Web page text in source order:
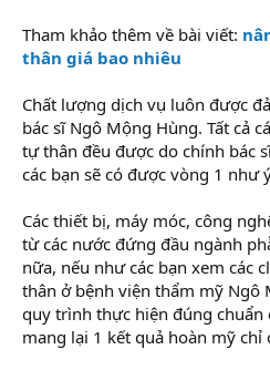
Tham khảo thêm về bài viết:
thân giá bao nhiêu
Chất lượng dịch vụ luôn được
bác sĩ Ngô Mộng Hùng. Tất cả
tự thân đều được do chính bác
các bạn sẽ có được vòng 1 như
Các thiết bị, máy móc, công
từ các nước đứng đầu ngành
nữa, nếu như các bạn xem các
thân ở bệnh viện thẩm mỹ Ngô
quy trình thực hiện đúng chuẩn
mang lại 1 kết quả hoàn mỹ chỉ